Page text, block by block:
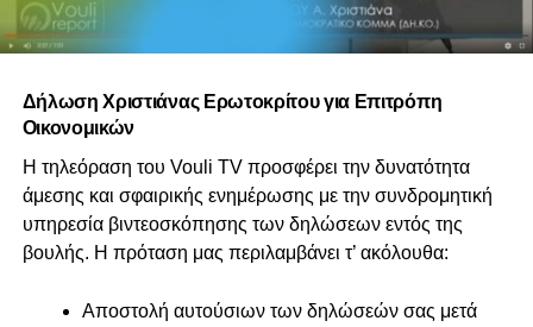
Δήλωση Χριστιάνας Ερωτοκρίτου για Επιτρόπη
Οικονομικών
Η τηλεόραση του Vouli TV προσφέρει την δυνατότητα
άμεσης και σφαιρικής ενημέρωσης με την συνδρομητική
υπηρεσία βιντεοσκόπησης των δηλώσεων εντός της
βουλής. Η πρόταση μας περιλαμβάνει τ’ ακόλουθα:
Αποστολή αυτούσιων των δηλώσεών σας μετά